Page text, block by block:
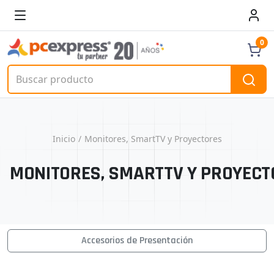
0
Inicio Monitores, SmartTV y Proyectores
MONITORES, SMARTTV Y
Accesorios de Presentación